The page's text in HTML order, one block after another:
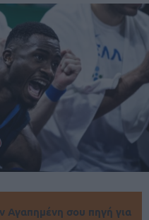
Αγαπημένη σου πηγή για